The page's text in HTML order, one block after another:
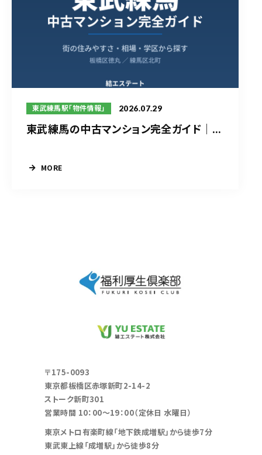
東武練馬駅「物件情報」 2026.07.29
東武練馬の中古マンション完全ガイド｜...
MORE
〒175-0093
東京都板橋区赤塚新町2-14-2
ストーク新町301
営業時間 10：00～19：00（定休日 水曜日）
東京メトロ有楽町線「地下鉄成増駅」から徒歩7分
東武東上線「成増駅」から徒歩8分